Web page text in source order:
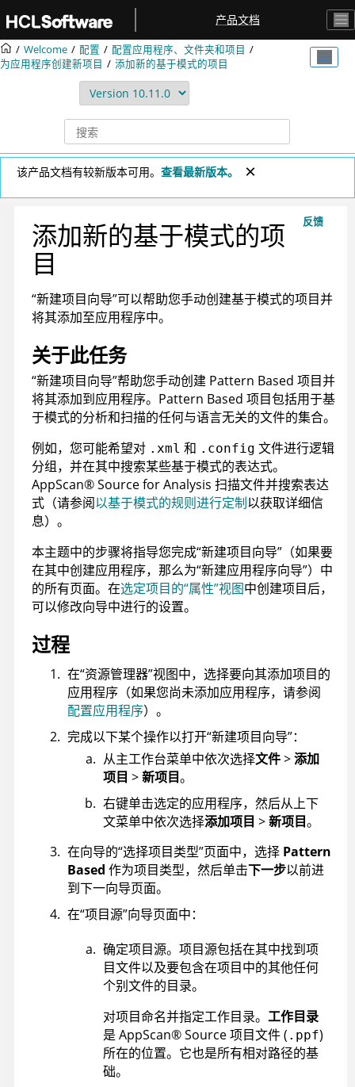
产品文档
Welcome 配置
配置应用程序、文件夹和项目
为应用程序创建新项目
添加新的基于模式的项目
该产品文档有较新版本可用。 查看最新版本。
反馈
添加新的基于模式的项
目
“新建项目向导”可以帮助您手动创建基于模式的项目并
将其添加至应用程序中。
关于此任务
“新建项目向导”帮助您手动创建 Pattern Based 项目并
将其添加到应用程序。Pattern Based 项目包括用于基
于模式的分析和扫描的任何与语言无关的文件的集合。
例如，您可能希望对 .xml 和 .config 文件进行逻辑
分组，并在其中搜索某些基于模式的表达式。
AppScan®Source for Analysis 扫描文件并搜索表达
式（请参阅以基于模式的规则进行定制以获取详细信
息）。
本主题中的步骤将指导您完成“新建项目向导”（如果要
在其中创建应用程序，那么为“新建应用程序向导”）中
的所有页面。在选定项目的“属性”视图中创建项目后，
可以修改向导中进行的设置。
过程
在“资源管理器”视图中，选择要向其添加项目的
应用程序（如果您尚未添加应用程序，请参阅
配置应用程序）。
完成以下某个操作以打开“新建项目向导”：
从主工作台菜单中依次选择文件>添加
项目 >新项目。
右键单击选定的应用程序，然后从上下
文菜单中依次选择添加项目 >新项目。
在向导的“选择项目类型”页面中，选择 Pattern
Based 作为项目类型，然后单击下一步以前进
到下一向导页面。
在“项目源”向导页面中：
确定项目源。项目源包括在其中找到项
目文件以及要包含在项目中的其他任何
个别文件的目录。
对项目命名并指定工作目录。 工作目录
是 AppScan®Source项目文件 ( .ppf)
所在的位置。它也是所有相对路径的基
础。